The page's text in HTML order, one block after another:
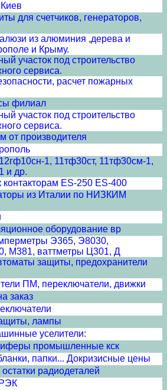
для счетчиков, генераторов,
из алюминия ,дерева и
и Крыму.
участок под строительство
сервиса.
расчет пожарных
филиал
участок под строительство
сервиса.
от производителя
1, 11тф30ст, 11тф30см-1,
и др.
контакторам ES-250 ES-400
из Италии по НИЗКИМ
оборудование вр
Э365, Э8030,
М381, ваттметры Ц301, Д
защиты, предохранители
ПМ, переключатели, движки
заказ
лампы
уселители:
промышленные кск
папки... Докризисные цены
радиодеталей